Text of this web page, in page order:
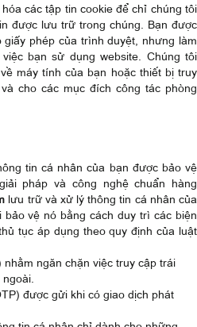
các tập tin cookie để chỉ chúng tôi
được lưu trữ trong chúng. Bạn được
phép của trình duyệt, nhưng làm
bạn sử dụng website. Chúng tôi
máy tính của bạn hoặc thiết bị truy
cho các mục đích công tác phòng
tin cá nhân của bạn được bảo vệ
pháp và công nghệ chuẩn hàng
lưu trữ và xử lý thông tin cá nhân của
vệ nó bằng cách duy trì các biện
tục áp dụng theo quy định của luật
ngăn chặn việc truy cập trái
được gửi khi có giao dịch phát